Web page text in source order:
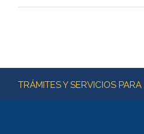
Más información
TRÁMITES Y SERVICIOS PARA